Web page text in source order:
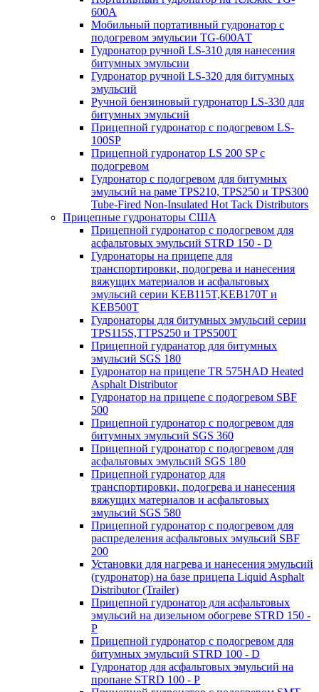
600A
Мобильный портативный гудронатор с
подогревом эмульсии TG-600AТ
Гудронатор ручной LS-310 для нанесения
битумных эмульсии
Гудронатор ручной LS-320 для битумных
эмульсий
Ручной бензиновый гудронатор LS-330 для
битумных эмульсий
Прицепной гудронатор с подогревом LS-
100SP
Прицепной гудронатор LS 200 SP с
подогревом
Гудронатор с подогревом для битумных
эмульсий на раме TPS210, TPS250 и TPS300
Tube-Fired Non-Insulated Hot Tack Distributors
Прицепные гудронаторы США
Прицепной гудронатор с подогревом для
асфальтовых эмульсий STRD 150 - D
Гудронаторы на прицепе для
транспортировки, подогрева и нанесения
вяжущих материалов и асфальтовых
эмульсий серии KEB115T,KEB170T и
KEB500T
Гудронаторы для битумных эмульсий серии
TPS115S,TTPS250 и TPS500T
Прицепной гудранатор для битумных
эмульсий SGS 180
Гудронатор на прицепе TR 575HAD Heated
Asphalt Distributor
Гудронатор на прицепе с подогревом SBF
500
Прицепной гудронатор с подогревом для
битумных эмульсий SGS 360
Прицепной гудронатор с подогревом для
асфальтовых эмульсий SGS 180
Прицепной гудронатор для
транспортировки, подогрева и нанесения
вяжущих материалов и асфальтовых
эмульсий SGS 580
Прицепной гудронатор с подогревом для
распределения асфальтовых эмульсий SBF
200
Установки для нагрева и нанесения эмульсий
(гудронатор) на базе прицепа Liquid Asphalt
Distributor (Trailer)
Прицепной гудронатор для асфальтовых
эмульсий на дизельном обогреве STRD 150 -
Р
Прицепной гудронатор с подогревом для
битумных эмульсий STRD 100 - D
Гудронатор для асфальтовых эмульсий на
пропане STRD 100 - P